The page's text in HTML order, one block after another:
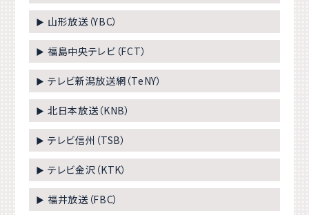
▶ 山形放送（YBC）
▶ 福島中央テレビ（FCT）
▶ テレビ新潟放送網（TeNY）
▶ 北日本放送（KNB）
▶ テレビ信州（TSB）
▶ テレビ金沢（KTK）
▶ 福井放送（FBC）